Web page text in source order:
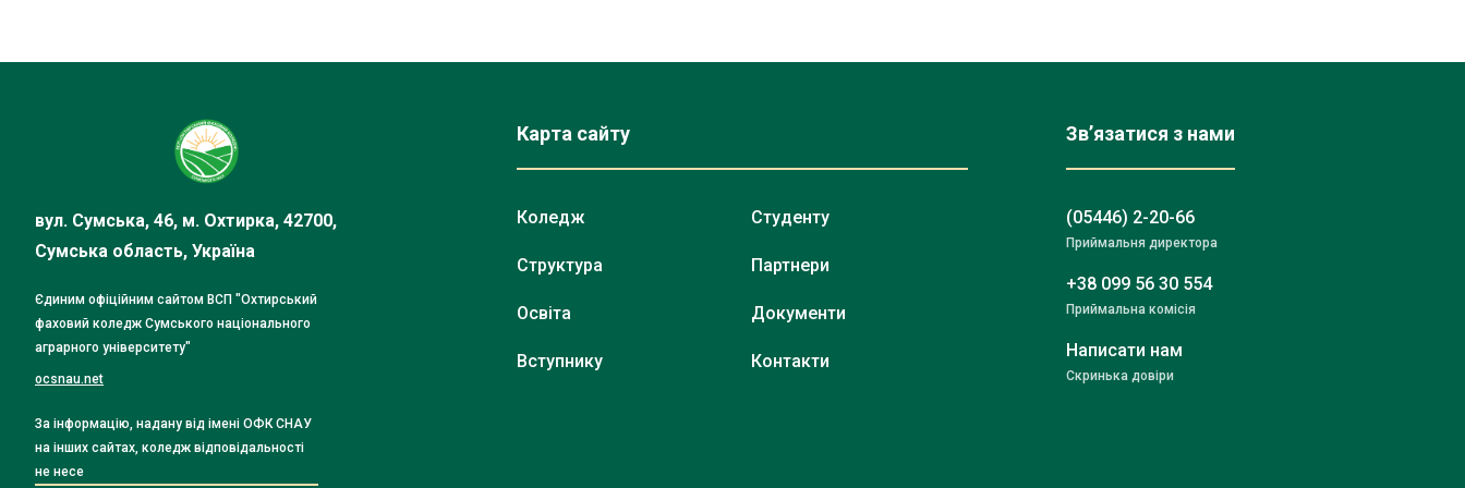
вул. Сумська, 46, м. Охтирка, 42700,
Сумська область, Україна
Єдиним офіційним сайтом ВСП "Охтирський
фаховий коледж Сумського національного
аграрного університету"
ocsnau.net
За інформацію, надану від імені ОФК СНАУ
на інших сайтах, коледж відповідальності
не несе
Карта сайту
Коледж
Структура
Освіта
Вступнику
Студенту
Партнери
Документи
Контакти
Зв’язатися з нами
(05446) 2-20-66
Приймальня директора
+38 099 56 30 554
Приймальна комісія
Написати нам
Скринька довіри